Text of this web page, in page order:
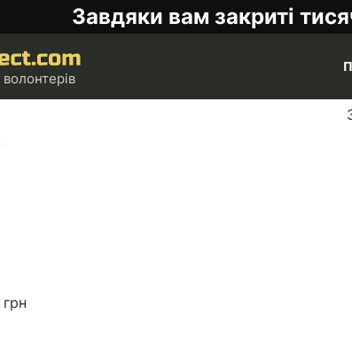
Завдяки вам закриті
грн